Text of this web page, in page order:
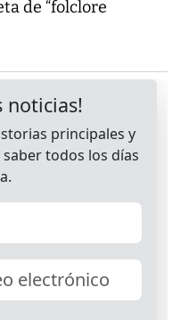
de “folclore